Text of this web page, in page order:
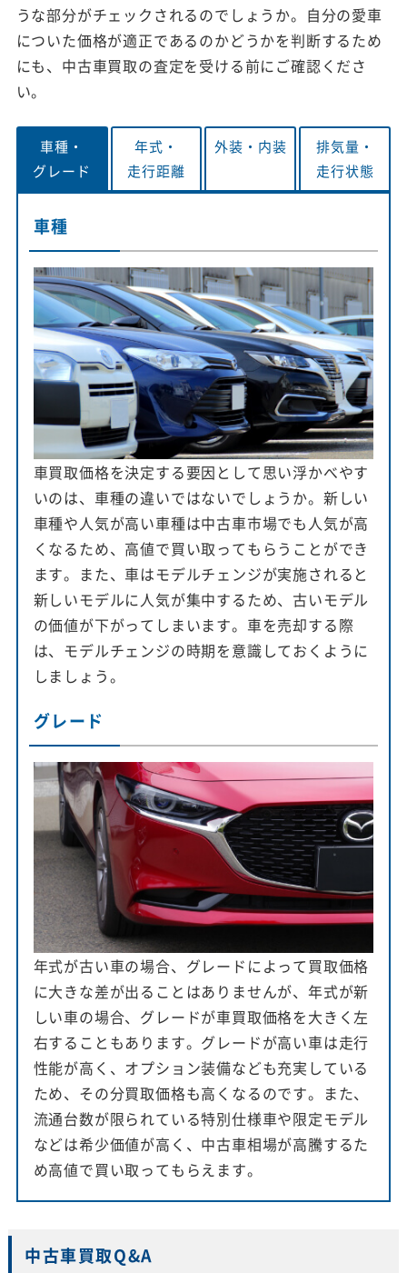
うな部分がチェックされるのでしょうか。自分の愛車
についた価格が適正であるのかどうかを判断するため
にも、中古車買取の査定を受ける前にご確認くださ
い。
車種・
グレード
年式・
走行距離
外装・ 内装
排気量・
走行状態
車種
車買取価格を決定する要因として思い浮かべやす
いのは、車種の違いではないでしょうか。新しい
車種や人気が高い車種は中古車市場でも人気が高
くなるため、高値で買い取ってもらうことができ
ます。また、車はモデルチェンジが実施されると
新しいモデルに人気が集中するため、古いモデル
の価値が下がってしまいます。車を売却する際
は、モデルチェンジの時期を意識しておくように
しましょう。
グレード
年式が古い車の場合、グレードによって買取価格
に大きな差が出ることはありませんが、年式が新
しい車の場合、グレードが車買取価格を大きく左
右することもあります。グレードが高い車は走行
性能が高く、オプション装備なども充実している
ため、その分買取価格も高くなるのです。また、
流通台数が限られている特別仕様車や限定モデル
などは希少価値が高く、中古車相場が高騰するた
め高値で買い取ってもらえます。
中古車買取Q&A